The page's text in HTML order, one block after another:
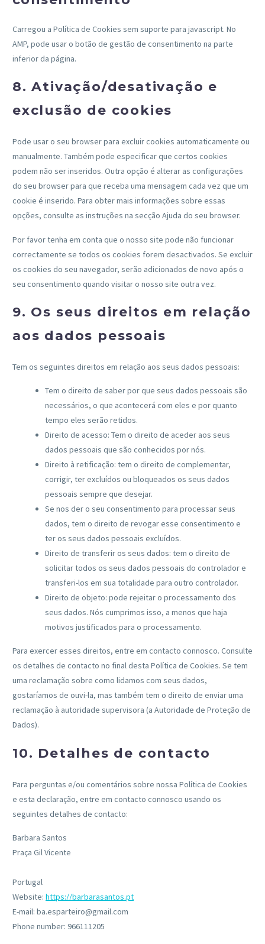
Carregou a Política de Cookies sem suporte para javascript. No
AMP, pode usar o botão de gestão de consentimento na parte
inferior da página.
8. Ativação/desativação e
exclusão de cookies
Pode usar o seu browser para excluir cookies automaticamente ou
manualmente. Também pode especificar que certos cookies
podem não ser inseridos. Outra opção é alterar as configurações
do seu browser para que receba uma mensagem cada vez que um
cookie é inserido. Para obter mais informações sobre essas
opções, consulte as instruções na secção Ajuda do seu browser.
Por favor tenha em conta que o nosso site pode não funcionar
correctamente se todos os cookies forem desactivados. Se excluir
os cookies do seu navegador, serão adicionados de novo após o
seu consentimento quando visitar o nosso site outra vez.
9. Os seus direitos em relação
aos dados pessoais
Tem os seguintes direitos em relação aos seus dados pessoais:
Tem o direito de saber por que seus dados pessoais são
necessários, o que acontecerá com eles e por quanto
tempo eles serão retidos.
Direito de acesso: Tem o direito de aceder aos seus
dados pessoais que são conhecidos por nós.
Direito à retificação: tem o direito de complementar,
corrigir, ter excluídos ou bloqueados os seus dados
pessoais sempre que desejar.
Se nos der o seu consentimento para processar seus
dados, tem o direito de revogar esse consentimento e
ter os seus dados pessoais excluídos.
Direito de transferir os seus dados: tem o direito de
solicitar todos os seus dados pessoais do controlador e
transferi-los em sua totalidade para outro controlador.
Direito de objeto: pode rejeitar o processamento dos
seus dados. Nós cumprimos isso, a menos que haja
motivos justificados para o processamento.
Para exercer esses direitos, entre em contacto connosco. Consulte
os detalhes de contacto no final desta Política de Cookies. Se tem
uma reclamação sobre como lidamos com seus dados,
gostaríamos de ouvi-la, mas também tem o direito de enviar uma
reclamação à autoridade supervisora (a Autoridade de Proteção de
Dados).
10. Detalhes de contacto
Para perguntas e/ou comentários sobre nossa Política de Cookies
e esta declaração, entre em contacto connosco usando os
seguintes detalhes de contacto:
Barbara Santos
Praça Gil Vicente
Portugal
Website: https://barbarasantos.pt
E-mail: ba.esparteiro@gmail.com
Phone number: 966111205